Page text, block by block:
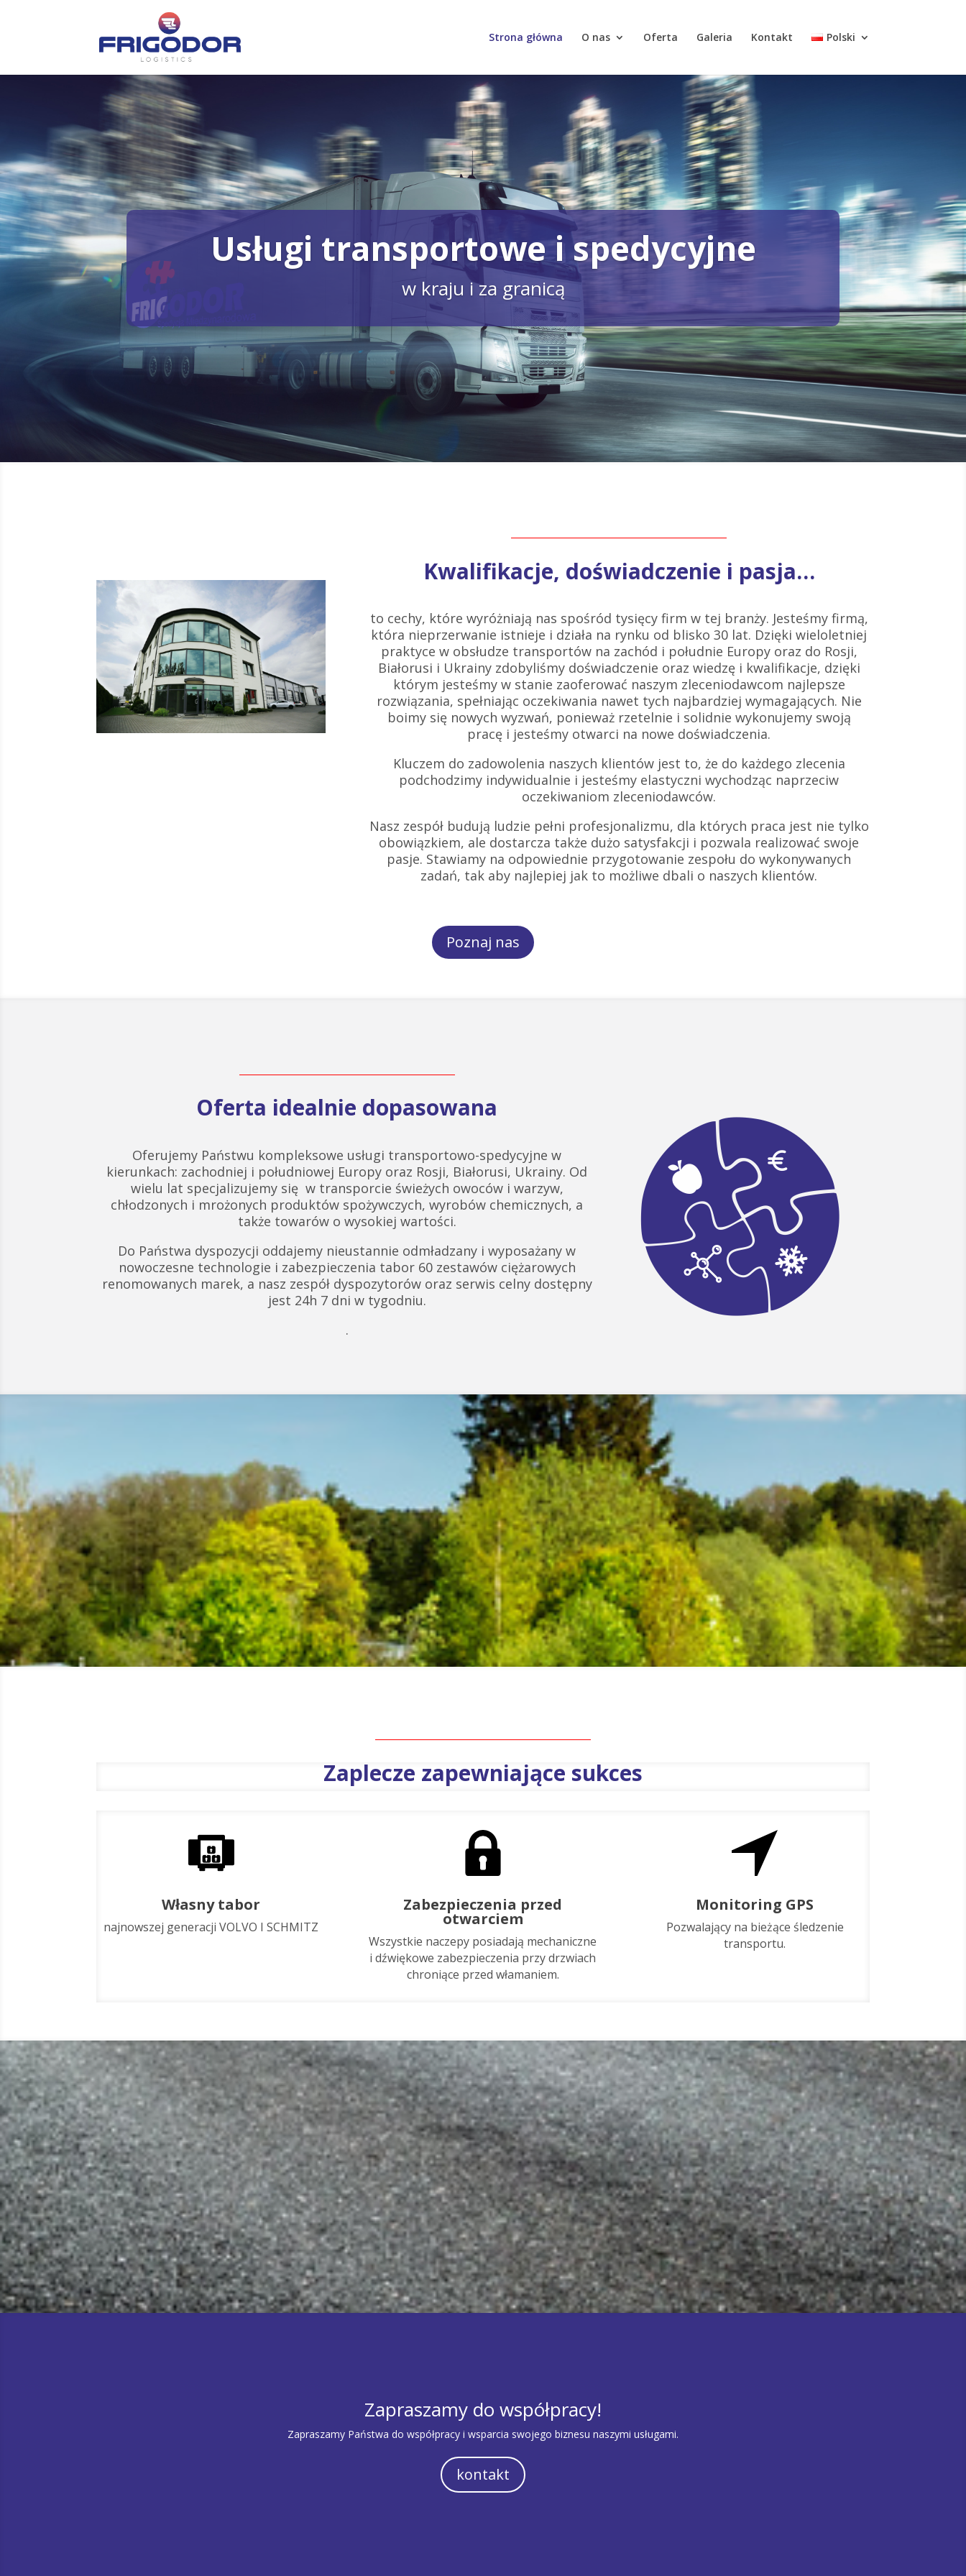
Strona główna O nas Oferta Galeria Kontakt Polski
Usługi transportowe i spedycyjne
w kraju i za granicą
Kwalifikacje, doświadczenie i pasja…
to cechy, które wyróżniają nas spośród tysięcy firm w tej branży. Jesteśmy firmą,
która nieprzerwanie istnieje i działa na rynku od blisko 30 lat. Dzięki wieloletniej
praktyce w obsłudze transportów na zachód i południe Europy oraz do Rosji,
Białorusi i Ukrainy zdobyliśmy doświadczenie oraz wiedzę i kwalifikacje, dzięki
którym jesteśmy w stanie zaoferować naszym zleceniodawcom najlepsze
rozwiązania, spełniając oczekiwania nawet tych najbardziej wymagających. Nie
boimy się nowych wyzwań, ponieważ rzetelnie i solidnie wykonujemy swoją
pracę i jesteśmy otwarci na nowe doświadczenia.
Kluczem do zadowolenia naszych klientów jest to, że do każdego zlecenia
podchodzimy indywidualnie i jesteśmy elastyczni wychodząc naprzeciw
oczekiwaniom zleceniodawców.
Nasz zespół budują ludzie pełni profesjonalizmu, dla których praca jest nie tylko
obowiązkiem, ale dostarcza także dużo satysfakcji i pozwala realizować swoje
pasje. Stawiamy na odpowiednie przygotowanie zespołu do wykonywanych
zadań, tak aby najlepiej jak to możliwe dbali o naszych klientów.
Poznaj nas
Oferta idealnie dopasowana
Oferujemy Państwu kompleksowe usługi transportowo-spedycyjne w
kierunkach: zachodniej i południowej Europy oraz Rosji, Białorusi, Ukrainy. Od
wielu lat specjalizujemy się w transporcie świeżych owoców i warzyw,
chłodzonych i mrożonych produktów spożywczych, wyrobów chemicznych, a
także towarów o wysokiej wartości.
Do Państwa dyspozycji oddajemy nieustannie odmładzany i wyposażany w
nowoczesne technologie i zabezpieczenia tabor 60 zestawów ciężarowych
renomowanych marek, a nasz zespół dyspozytorów oraz serwis celny dostępny
jest 24h 7 dni w tygodniu.
.
Zaplecze zapewniające sukces
Własny tabor
najnowszej generacji VOLVO I SCHMITZ
Zabezpieczenia przed
otwarciem
Wszystkie naczepy posiadają mechaniczne
i dźwiękowe zabezpieczenia przy drzwiach
chroniące przed włamaniem.
Monitoring GPS
Pozwalający na bieżące śledzenie
transportu.
Zapraszamy do współpracy!
Zapraszamy Państwa do współpracy i wsparcia swojego biznesu naszymi usługami.
kontakt